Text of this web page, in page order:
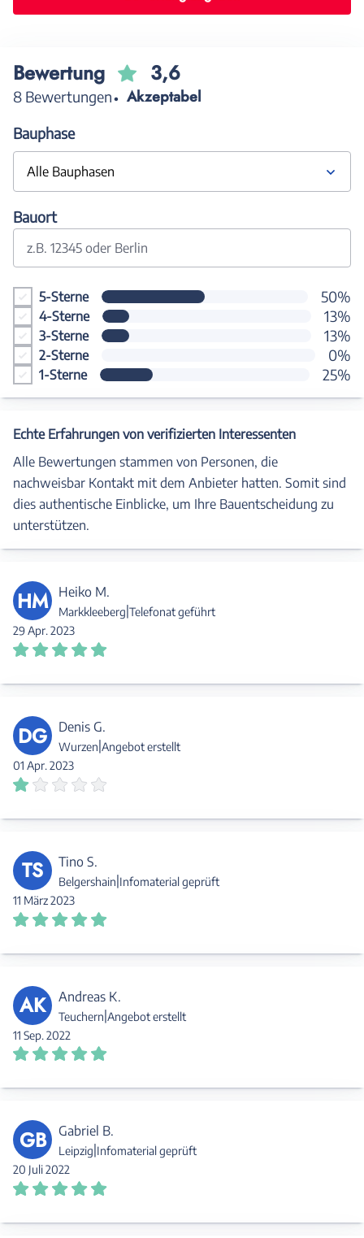
Bewertung 3,6
8 Bewertungen Akzeptabel
Bauphase
Alle Bauphasen
Bauort
z.B. 12345 oder Berlin
5-Sterne 50%
4-Sterne 13%
3-Sterne 13%
2-Sterne 0%
1-Sterne 25%
Echte Erfahrungen von verifizierten Interessenten
Alle Bewertungen stammen von Personen, die
nachweisbar Kontakt mit dem Anbieter hatten. Somit sind
dies authentische Einblicke, um Ihre Bauentscheidung zu
unterstützen.
HM Heiko M.
Markkleeberg Telefonat geführt
29 Apr. 2023
DG Denis G.
Wurzen Angebot erstellt
01 Apr. 2023
TS Tino S.
Belgershain|Infomaterial geprüft
11 März 2023
AK Andreas K.
Teuchern|Angebot erstellt
11 Sep. 2022
GB Gabriel B.
Leipzig Infomaterial geprüft
20 Juli 2022